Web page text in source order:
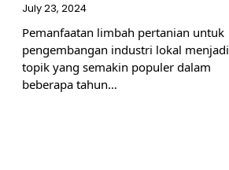
July 23, 2024
Pemanfaatan limbah pertanian untuk
pengembangan industri lokal menjadi
topik yang semakin populer dalam
beberapa tahun…